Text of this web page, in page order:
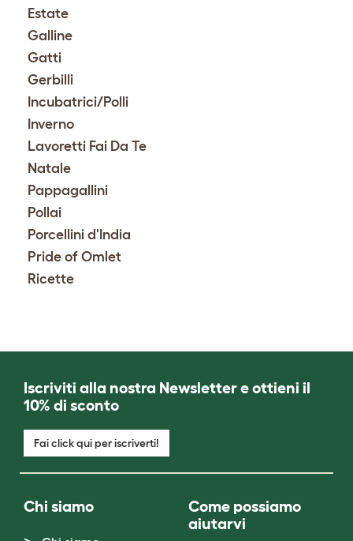
Estate
Galline
Gatti
Gerbilli
Incubatrici/Polli
Inverno
Lavoretti Fai Da Te
Natale
Pappagallini
Pollai
Porcellini d'India
Pride of Omlet
Ricette
Iscriviti alla nostra Newsletter e ottieni il
10% di sconto
Fai click qui per iscriverti!
Chi siamo
Come possiamo
aiutarvi